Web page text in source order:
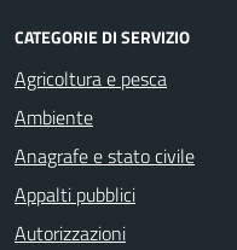
CATEGORIE DI SERVIZIO
Agricoltura e pesca
Ambiente
Anagrafe e stato civile
Appalti pubblici
Autorizzazioni